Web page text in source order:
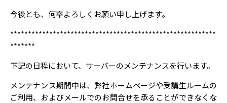
今後とも、何卒よろしくお願い申し上げます。
**********************************************************
*******
下記の日程において、サーバーのメンテナンスを行います。
メンテナンス期間中は、弊社ホームページや受講生ルームの
ご利用、およびメールでのお問合せを承ることができなくな